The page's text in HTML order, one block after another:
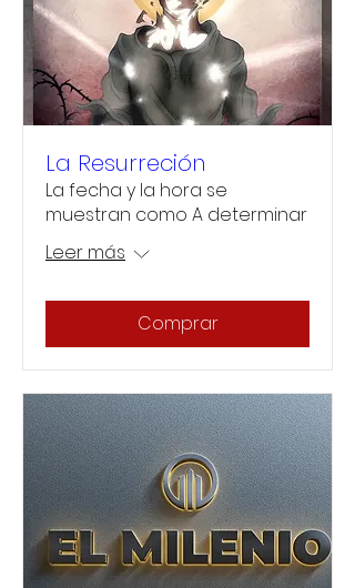
La Resurreción
La fecha y la hora se
muestran como A determinar
Leer más
Comprar